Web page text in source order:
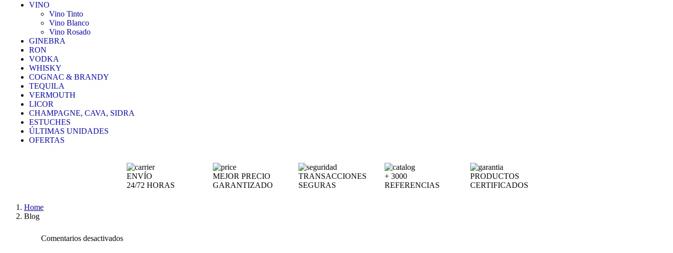
VINO
Vino Tinto
Vino Blanco
Vino Rosado
GINEBRA
RON
VODKA
WHISKY
COGNAC & BRANDY
TEQUILA
VERMOUTH
LICOR
CHAMPAGNE, CAVA, SIDRA
ESTUCHES
ÚLTIMAS UNIDADES
OFERTAS
ENVÍO
24/72 HORAS
MEJOR PRECIO
GARANTIZADO
TRANSACCIONES
SEGURAS
+ 3000
REFERENCIAS
PRODUCTOS
CERTIFICADOS
Home
Blog
Comentarios desactivados